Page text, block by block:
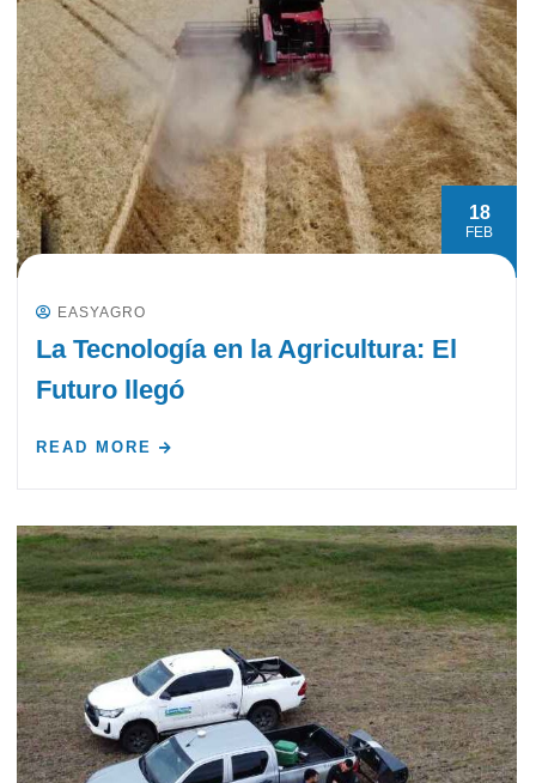
18
FEB
EASYAGRO
La Tecnología en la Agricultura: El
Futuro llegó
READ MORE